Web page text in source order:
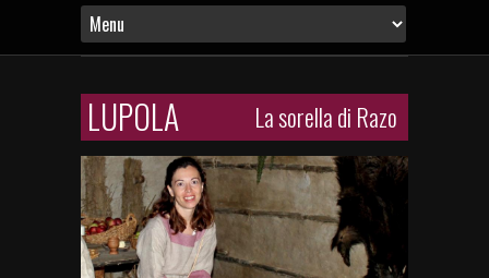
LUPOLA La sorella di Razo